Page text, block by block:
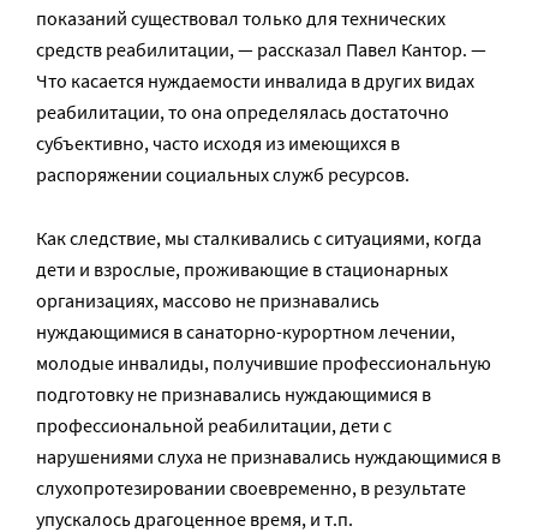
показаний существовал только для технических
средств реабилитации, — рассказал Павел Кантор. —
Что касается нуждаемости инвалида в других видах
реабилитации, то она определялась достаточно
субъективно, часто исходя из имеющихся в
распоряжении социальных служб ресурсов.
Как следствие, мы сталкивались с ситуациями, когда
дети и взрослые, проживающие в стационарных
организациях, массово не признавались
нуждающимися в санаторно-курортном лечении,
молодые инвалиды, получившие профессиональную
подготовку не признавались нуждающимися в
профессиональной реабилитации, дети с
нарушениями слуха не признавались нуждающимися в
слухопротезировании своевременно, в результате
упускалось драгоценное время, и т.п.